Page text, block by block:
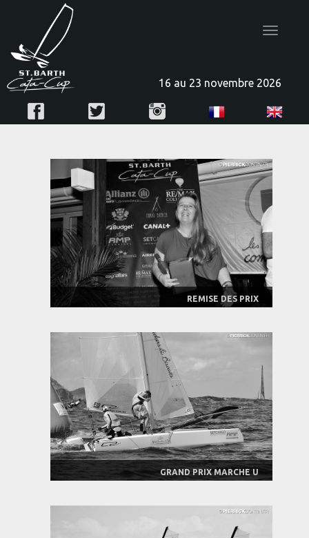
Toggle
16 au 23 novembre 2026
REMISE DES PRIX
GRAND PRIX MARCHE U